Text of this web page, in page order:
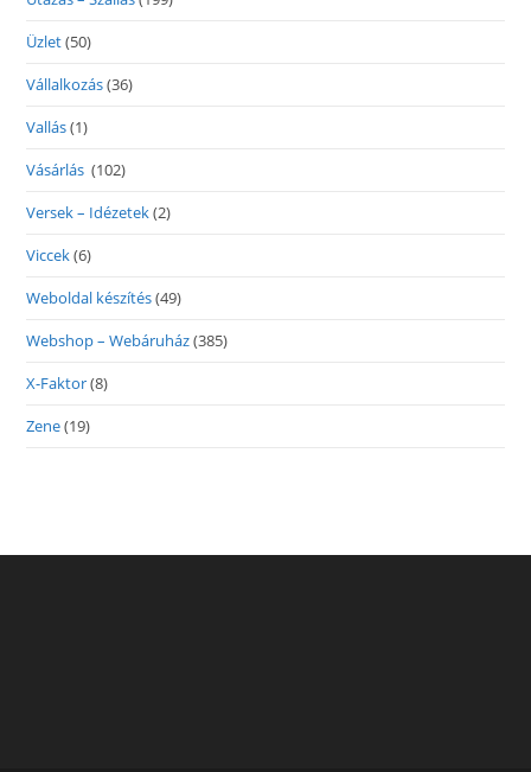
Üzlet(50)
Vállalkozás(36)
Vallás(1)
Vásárlás (102)
Versek – Idézetek(2)
Viccek(6)
Weboldal készítés(49)
Webshop – Webáruház(385)
X-Faktor(8)
Zene(19)